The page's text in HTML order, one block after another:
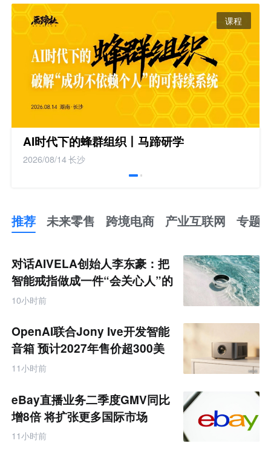
课程
AI时代下的蜂群组织丨马蹄研学
2026/08/14长沙
推荐 未来零售 跨境电商 产业互联网 专题
来
零
售
跨
境
产
业
互
联
网
对话AIVELA创始人李东豪：把
智能戒指做成一件“会关心人”的
饰品
10小时前
OpenAI联合Jony Ive开发智能
音箱 预计2027年售价超300美
元
11小时前
eBay直播业务二季度GMV同比
增8倍 将扩张更多国际市场
11小时前